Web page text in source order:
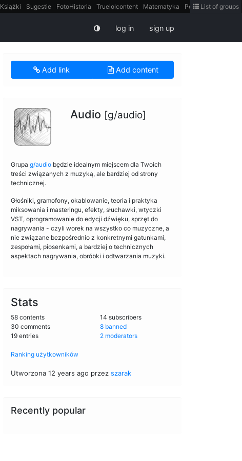
Książki Sugestie FotoHistoria Truelolcontent Matematyka Polska
intern
List of groups
log in sign up
Add link Add content
Audio [g/audio]
Grupa g/audio będzie idealnym miejscem dla Twoich
treści związanych z muzyką, ale bardziej od strony
technicznej.
Głośniki, gramofony, okablowanie, teoria i praktyka
miksowania i masteringu, efekty, słuchawki, wtyczki
VST, oprogramowanie do edycji dźwięku, sprzęt do
nagrywania - czyli worek na wszystko co muzyczne, a
nie związane bezpośrednio z konkretnymi gatunkami,
zespołami, piosenkami, a bardziej o technicznych
aspektach nagrywania, obróbki i odtwarzania muzyki.
Stats
58 contents
30 comments
19 entries
14 subscribers
8 banned
2 moderators
Ranking użytkowników
Utworzona 12 years ago przez szarak
Recently popular